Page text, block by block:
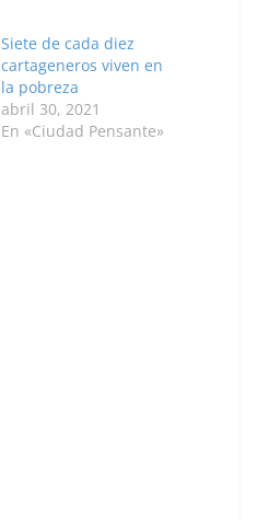
Siete de cada diez
cartageneros viven en
la pobreza
abril 30, 2021
En «Ciudad Pensante»